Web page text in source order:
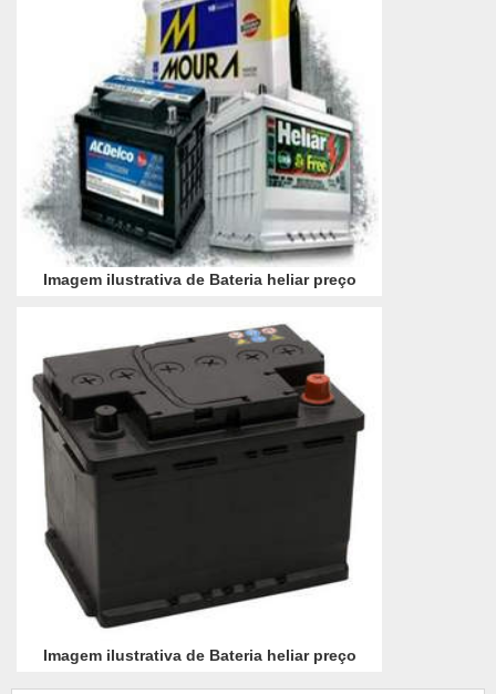
Imagem ilustrativa de Bateria heliar preço
Imagem ilustrativa de Bateria heliar preço